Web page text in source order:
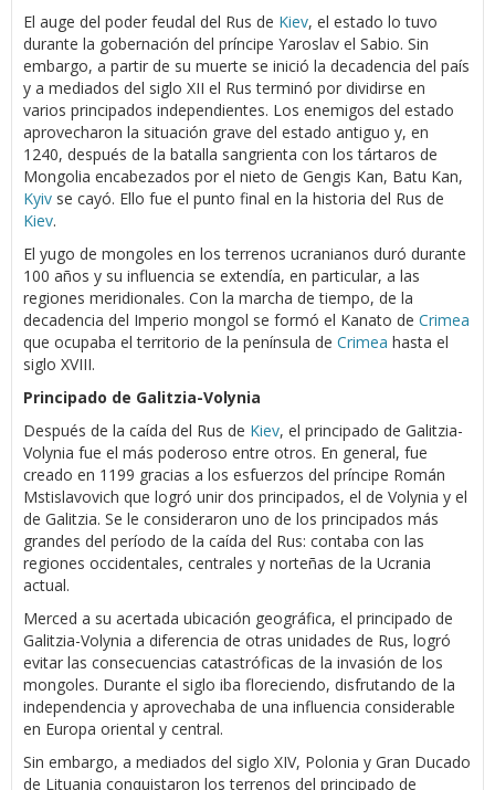
El auge del poder feudal del Rus de Kiev, el estado lo tuvo
durante la gobernación del príncipe Yaroslav el Sabio. Sin
embargo, a partir de su muerte se inició la decadencia del país
y a mediados del siglo XII el Rus terminó por dividirse en
varios principados independientes. Los enemigos del estado
aprovecharon la situación grave del estado antiguo y, en
1240, después de la batalla sangrienta con los tártaros de
Mongolia encabezados por el nieto de Gengis Kan, Batu Kan,
Kyiv se cayó. Ello fue el punto final en la historia del Rus de
Kiev.
El yugo de mongoles en los terrenos ucranianos duró durante
100 años y su influencia se extendía, en particular, a las
regiones meridionales. Con la marcha de tiempo, de la
decadencia del Imperio mongol se formó el Kanato de Crimea
que ocupaba el territorio de la península de Crimea hasta el
siglo XVIII.
Principado de Galitzia-Volynia
Después de la caída del Rus de Kiev, el principado de Galitzia-
Volynia fue el más poderoso entre otros. En general, fue
creado en 1199 gracias a los esfuerzos del príncipe Román
Mstislavovich que logró unir dos principados, el de Volynia y el
de Galitzia. Se le consideraron uno de los principados más
grandes del período de la caída del Rus: contaba con las
regiones occidentales, centrales y norteñas de la Ucrania
actual.
Merced a su acertada ubicación geográfica, el principado de
Galitzia-Volynia a diferencia de otras unidades de Rus, logró
evitar las consecuencias catastróficas de la invasión de los
mongoles. Durante el siglo iba floreciendo, disfrutando de la
independencia y aprovechaba de una influencia considerable
en Europa oriental y central.
Sin embargo, a mediados del siglo XIV, Polonia y Gran Ducado
de Lituania conquistaron los terrenos del principado de